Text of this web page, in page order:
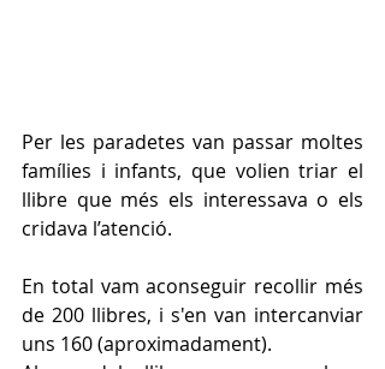
Per les paradetes van passar moltes
famílies i infants, que volien triar el
llibre que més els interessava o els
cridava l’atenció.
En total vam aconseguir recollir més
de 200 llibres, i s'en van intercanviar
uns 160 (aproximadament).